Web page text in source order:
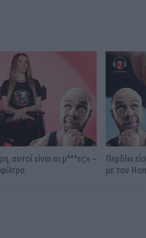
αυτοί είναι οι μ***ες» –
Περδίκι
με τον